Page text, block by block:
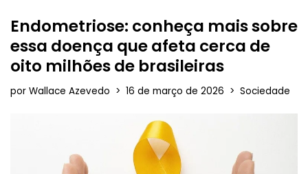
Endometriose: conheça mais sobre
essa doença que afeta cerca de
oito milhões de brasileiras
por Wallace Azevedo 16 de março de 2026 Sociedade